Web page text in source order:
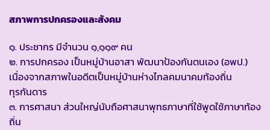
สภาพการปกครองและสังคม
๑. ประชากร มีจำนวน ๑,๑๑๙ คน
๒. การปกครอง เป็นหมู่บ้านอาสา พัฒนาป้องกันตนเอง (อพป.)
เนื่องจากสภาพในอดีตเป็นหมู่บ้านห่างไกลคมนาคมท้องถิ่น
ทุรกันดาร
๓. การศาสนา ส่วนใหญ่นับถือศาสนาพุทธภาษาที่ใช้พูดใช้ภาษาท้อง
ถิ่น